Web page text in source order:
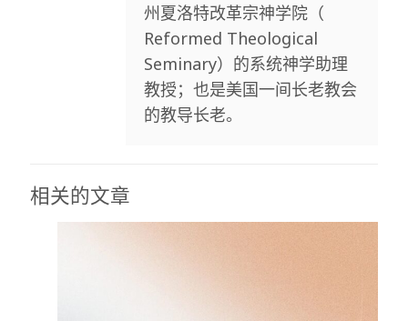
州夏洛特改革宗神学院（
Reformed Theological
Seminary）的系统神学助理
教授；也是美国一间长老教会
的教导长老。
相关的文章